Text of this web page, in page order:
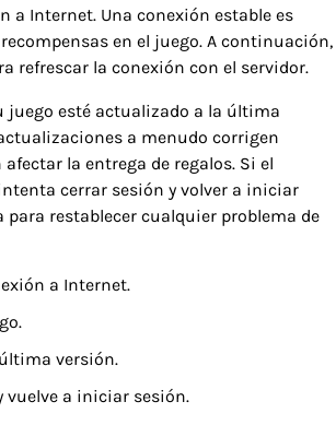
a Internet. Una conexión estable es
en el juego. A continuación,
refrescar la conexión con el servidor.
juego esté actualizado a la última
a menudo corrigen
la entrega de regalos. Si el
cerrar sesión y volver a iniciar
para restablecer cualquier problema de
a Internet.
versión.
vuelve a iniciar sesión.